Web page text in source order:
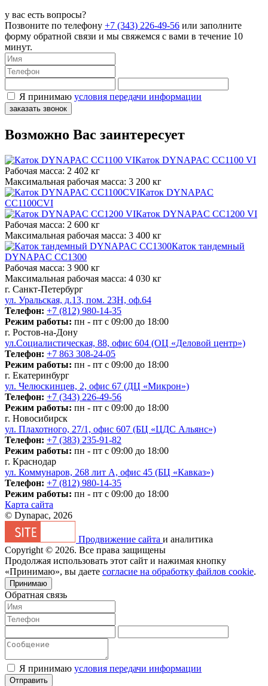
у вас есть вопросы?
Позвоните по телефону +7 (343) 226-49-56 или заполните
форму обратной связи и мы свяжемся с вами в течение 10
минут.
Я принимаю условия передачи информации
заказать звонок
Возможно Вас заинтересует
Каток DYNAPAC CC1100 VI
Рабочая масса: 2 402 кг
Максимальная рабочая масса: 3 200 кг
Каток DYNAPAC
CC1100CVI
Каток DYNAPAC CC1200 VI
Рабочая масса: 2 600 кг
Максимальная рабочая масса: 3 400 кг
Каток тандемный
DYNAPAC CC1300
Рабочая масса: 3 900 кг
Максимальная рабочая масса: 4 030 кг
г. Санкт-Петербург
ул. Уральская, д.13, пом. 23Н, оф.64
Телефон: +7 (812) 980-14-35
Режим работы: пн - пт с 09:00 до 18:00
г. Ростов-на-Дону
ул.Социалистическая, 88, офис 604 (ОЦ «Деловой центр»)
Телефон: +7 863 308-24-05
Режим работы: пн - пт с 09:00 до 18:00
г. Екатеринбург
ул. Челюскинцев, 2, офис 67 (ДЦ «Микрон»)
Телефон: +7 (343) 226-49-56
Режим работы: пн - пт с 09:00 до 18:00
г. Новосибирск
ул. Плахотного, 27/1, офис 607 (БЦ «ЦДС Альянс»)
Телефон: +7 (383) 235-91-82
Режим работы: пн - пт с 09:00 до 18:00
г. Краснодар
ул. Коммунаров, 268 лит А, офис 45 (БЦ «Кавказ»)
Телефон: +7 (812) 980-14-35
Режим работы: пн - пт с 09:00 до 18:00
Карта сайта
© Dynapac, 2026
Продвижение сайта и аналитика
Copyright © 2026. Все права защищены
Продолжая использовать этот сайт и нажимая кнопку
«Принимаю», вы даете согласие на обработку файлов cookie.
Принимаю
Обратная связь
Я принимаю условия передачи информации
Отправить